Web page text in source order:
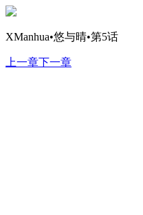
XManhua•悠与晴•第5话
上一章下一章